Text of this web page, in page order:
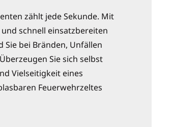
zählt jede Sekunde. Mit
schnell einsatzbereiten
Sie bei Bränden, Unfällen
Sie sich selbst
Vielseitigkeit eines
Feuerwehrzeltes